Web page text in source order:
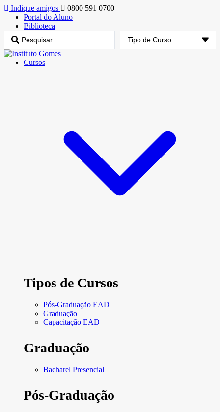
Indique amigos
0800 591 0700
Portal do Aluno
Biblioteca
Cursos
Tipos de Cursos
Pós-Graduação EAD
Graduação
Capacitação EAD
Graduação
Bacharel Presencial
Pós-Graduação